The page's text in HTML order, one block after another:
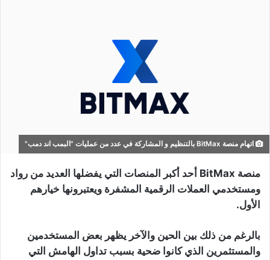
اتهام منصة BitMax بالتنظيم و المشاركة في عدد من عمليات "البمب اند دمب"
منصة BitMax أحد أكبر المنصات التي يفضلها العديد من رواد
ومستخدمي العملات الرقمية المشفرة ويعتبرونها خيارهم
الأول.
بالرغم من ذلك بين الحين والآخر يظهر بعض المستخدمين
والمستثمرين الذي كانوا ضحية بسبب تداول الهامش التي